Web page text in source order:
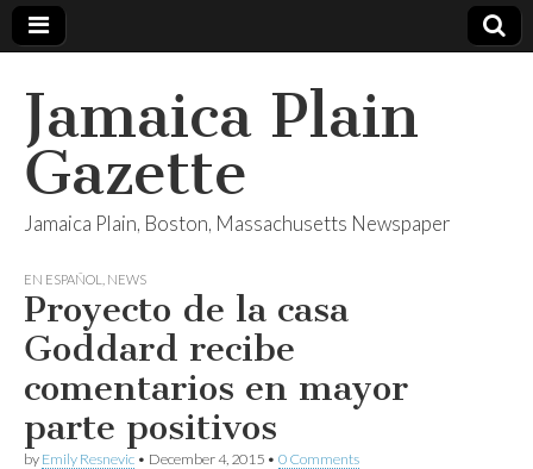
Jamaica Plain
Gazette
Jamaica Plain, Boston, Massachusetts Newspaper
EN ESPAÑOL NEWS
Proyecto de la casa
Goddard recibe
comentarios en mayor
parte positivos
by Emily Resnevic • December 4, 2015 • 0 Comments